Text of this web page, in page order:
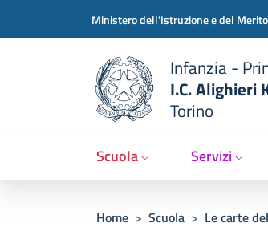
Ministero dell'Istruzione e del Merito
Infanzia -
I.C. Alighieri
Torino
Scuola Servizi
Briciole di
Home > Scuola > Le carte